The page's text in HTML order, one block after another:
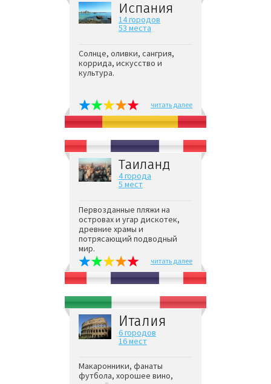
Испания
14 городов
53 места
Солнце, оливки, сангрия,
коррида, искусство и
культура.
читать далее
Таиланд
4 города
5 мест
Первозданные пляжи на
островах и угар дискотек,
древние храмы и
потрясающий подводный
мир.
читать далее
Италия
6 городов
16 мест
Макаронники, фанаты
футбола, хорошее вино,